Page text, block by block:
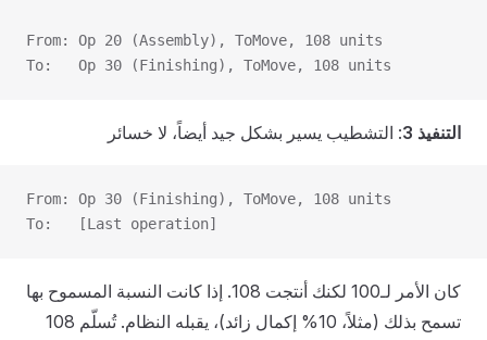
From: Op 20 (Assembly), ToMove, 108 units
To:   Op 30 (Finishing), ToMove, 108 units
التنفيذ 3 : التشطيب يسير بشكل جيد أيضاً، لا خسائر
From: Op 30 (Finishing), ToMove, 108 units
To:   [Last operation]
كان الأمر لـ100 لكنك أنتجت 108. إذا كانت النسبة المسموح بها
تسمح بذلك (مثلاً، 10% إكمال زائد)، يقبله النظام. تُسلّم 108